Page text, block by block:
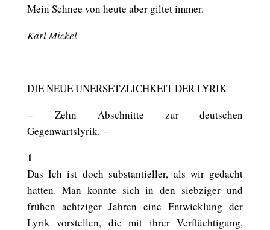
Mein Schnee von heute aber giltet immer.
Karl Mickel
DIE NEUE UNERSETZLICHKEIT DER LYRIK
− Zehn Abschnitte zur deutschen
Gegenwartslyrik. −
1
Das Ich ist doch substantieller, als wir gedacht
hatten. Man konnte sich in den siebziger und
frühen achtziger Jahren eine Entwicklung der
Lyrik vorstellen, die mit ihrer Verflüchtigung,